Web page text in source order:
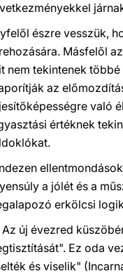
észre vesszük,
Másfelől
nem tekintenek
az
való
értéknek
a jólét és a
erkölcsi
Az új évezred
Ez oda
és viselik"